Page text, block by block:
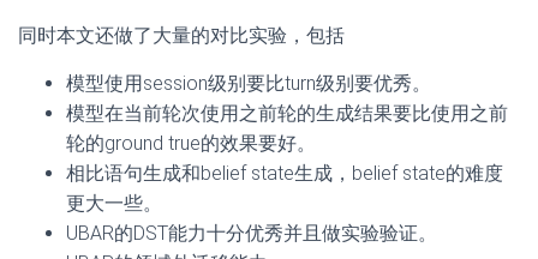
同时本文还做了大量的对比实验，包括
模型使用session级别要比turn级别要优秀。
模型在当前轮次使用之前轮的生成结果要比使用之前
轮的ground true的效果要好。
相比语句生成和belief state生成，belief state的难度
更大一些。
UBAR的DST能力十分优秀并且做实验验证。